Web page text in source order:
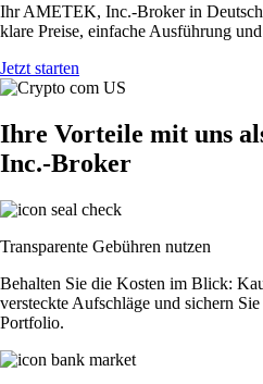
Ihr AMETEK, Inc.-Broker in
klare Preise, einfache Ausführung
Jetzt starten
Ihre Vorteile mit uns
Inc.-Broker
Transparente Gebühren nutzen
Behalten Sie die Kosten im Blick:
versteckte Aufschläge und sichern
Portfolio.